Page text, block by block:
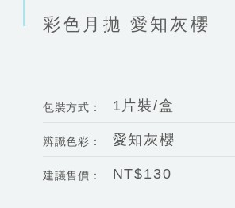
彩色月拋 愛知灰櫻
包裝方式： 1片裝/盒
辨識色彩： 愛知灰櫻
建議售價： NT$130